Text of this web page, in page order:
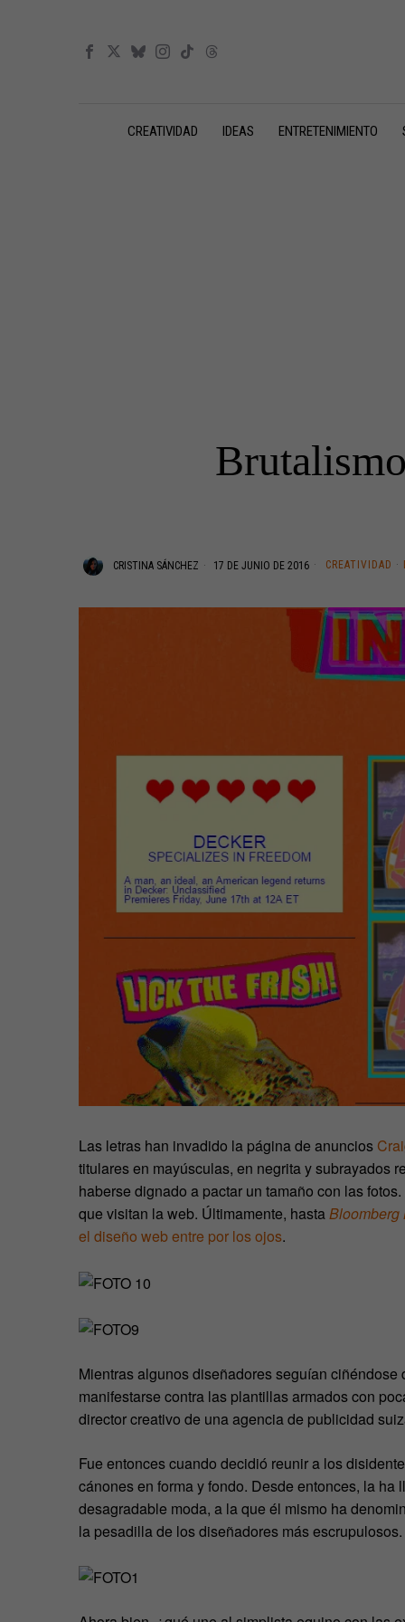
CREATIVIDAD IDEAS ENTRETENIMIENTO
CRISTINA SÁNCHEZ 17 DE JUNIO DE 2016 CREATIVIDAD ·
Las letras han invadido la página de anuncios
titulares en mayúsculas, en negrita y subrayados
haberse dignado a pactar un tamaño con las
que visitan la web. Últimamente, hastaBloomberg
el diseño web entre por los ojos.
Mientras algunos diseñadores seguían
manifestarse contra las plantillas armados con
director creativo de una agencia de publicidad
Fue entonces cuando decidió reunir a los
cánones en forma y fondo. Desde entonces, la
desagradable moda, a la que él mismo ha
la pesadilla de los diseñadores más escrupulosos.